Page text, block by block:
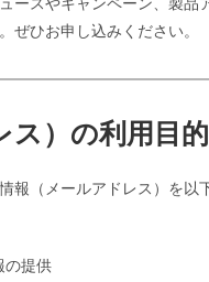
ぜひお申し込みください。
）の利用目
報（メールアドレス）を以
の提供